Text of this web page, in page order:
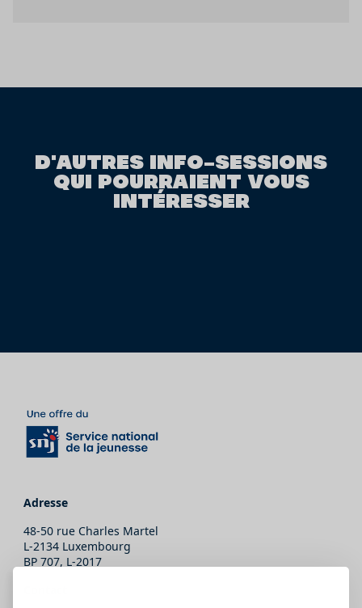
D'AUTRES INFO-SESSIONS
QUI POURRAIENT VOUS
INTÉRESSER
Adresse
48-50 rue Charles Martel
L-2134 Luxembourg
BP 707, L-2017